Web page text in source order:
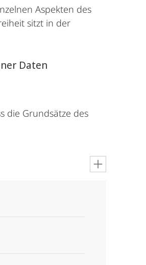
Aspekten des
sitzt in der
Daten
die Grundsätze des